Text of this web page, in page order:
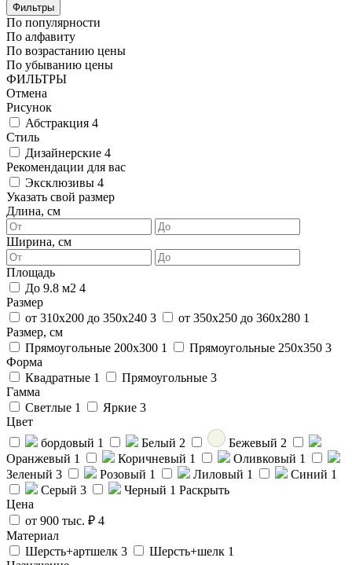
Фильтры
По популярности
По алфавиту
По возрастанию цены
По убыванию цены
ФИЛЬТРЫ
Отмена
Рисунок
Абстракция 4
Стиль
Дизайнерские 4
Рекомендации для вас
Эксклюзивы 4
Указать свой размер
Длина, см
Ширина, см
Площадь
До 9.8 м2 4
Размер
от 310х200 до 350х240 3 от 350х250 до 360х280 1
Размер, см
Прямоугольные 200x300 1 Прямоугольные 250x350 3
Форма
Квадратные 1 Прямоугольные 3
Гамма
Светлые 1 Яркие 3
Цвет
бордовый 1 Белый 2 Бежевый 2
Оранжевый 1 Коричневый 1 Оливковый 1
Зеленый 3 Розовый 1 Лиловый 1 Синий 1
Серый 3 Черный 1 Раскрыть
Цена
от 900 тыс. ₽ 4
Материал
Шерсть+артшелк 3 Шерсть+шелк 1